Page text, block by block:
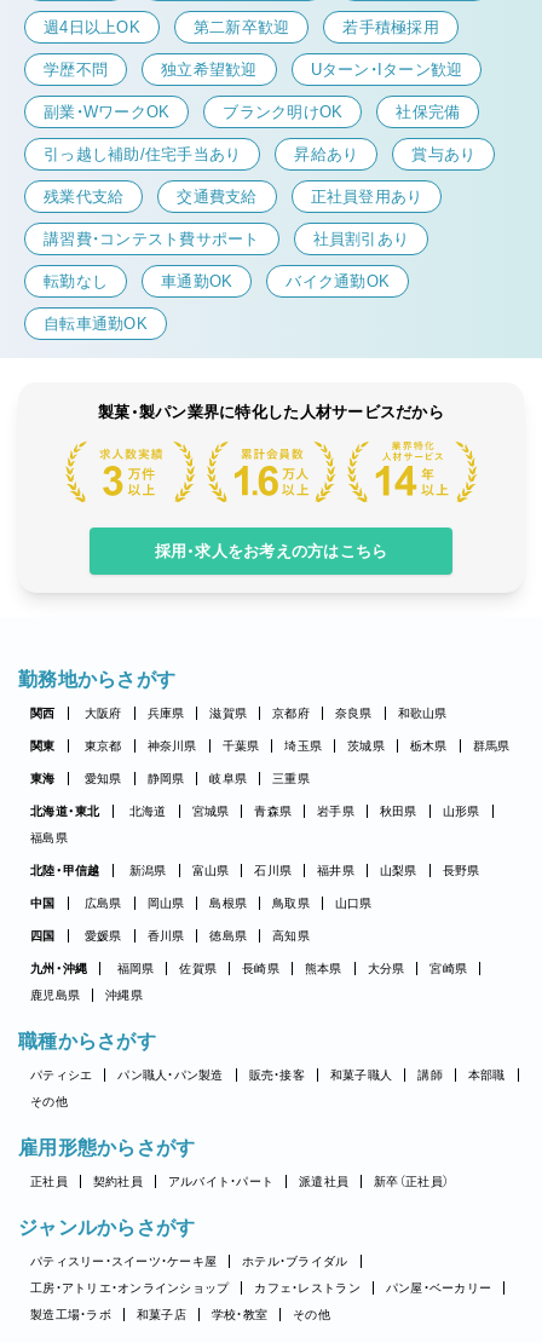
週4日以上OK 第二新卒歓迎 若手積極採用
学歴不問 独立希望歓迎 Uターン・Iターン歓迎
副業・WワークOK ブランク明けOK 社保完備
引っ越し補助/住宅手当あり 昇給あり 賞与あり
残業代支給 交通費支給 正社員登用あり
講習費・コンテスト費サポート 社員割引あり
転勤なし 車通勤OK バイク通勤OK
自転車通勤OK
製菓・製パン業界に特化した人材サービスだから
採用・求人をお考えの方はこちら
勤務地からさがす
関西 大阪府 兵庫県 滋賀県 京都府 奈良県 和歌山県
関東 東京都 神奈川県 千葉県 埼玉県 茨城県 栃木県 群馬県
東海 愛知県 静岡県 岐阜県 三重県
北海道・東北 北海道 宮城県 青森県 岩手県 秋田県
山形県
福島県
北陸・甲信越 新潟県 富山県 石川県 福井県 山梨県 長野県
中国 広島県 岡山県 島根県 鳥取県 山口県
四国 愛媛県 香川県 徳島県 高知県
九州・沖縄 福岡県 佐賀県 長崎県 熊本県 大分県
宮崎県
鹿児島県
沖縄県
職種からさがす
パティシエ パン職人・パン製造 販売・接客 和菓子職人 講師
本部職
その他
雇用形態からさがす
正社員 契約社員 アルバイト・パート 派遣社員 新卒（正社員）
ジャンルからさがす
パティスリー・スイーツ・ケーキ屋
ホテル・ブライダル
工房・アトリエ・オンラインショップ
カフェ・レストラン
パン屋・ベーカリー
製造工場・ラボ
和菓子店 学校・教室 その他